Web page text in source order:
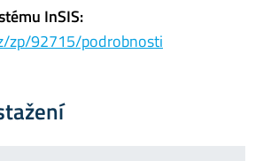
InSIS:
zp/92715/podrobnosti